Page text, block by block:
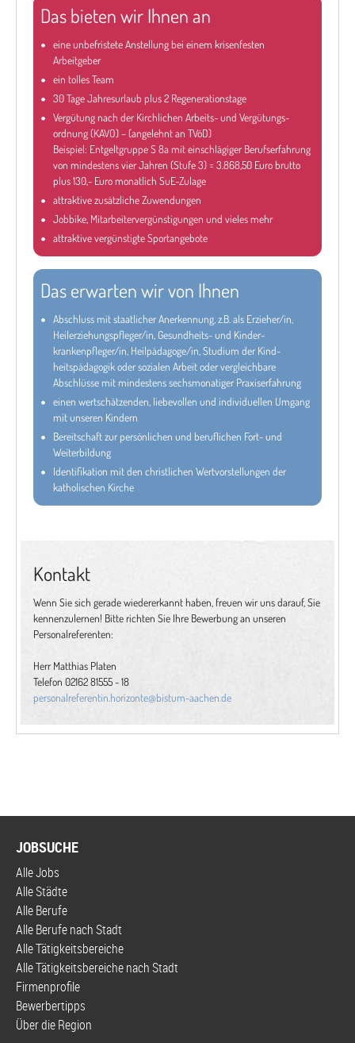
JOBSUCHE
Alle Jobs
Alle Städte
Alle Berufe
Alle Berufe nach Stadt
Alle Tätigkeitsbereiche
Alle Tätigkeitsbereiche nach Stadt
Firmenprofile
Bewerbertipps
Über die Region